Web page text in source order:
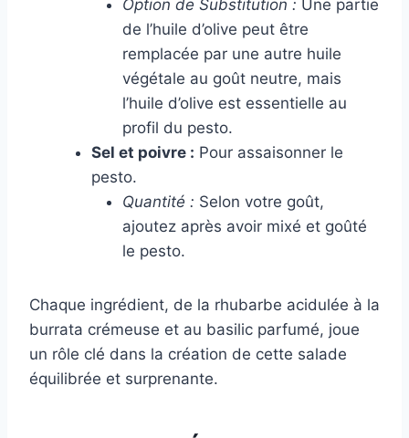
Option de Substitution : Une partie
de l’huile d’olive peut être
remplacée par une autre huile
végétale au goût neutre, mais
l’huile d’olive est essentielle au
profil du pesto.
Sel et poivre : Pour assaisonner le
pesto.
Quantité : Selon votre goût,
ajoutez après avoir mixé et goûté
le pesto.
Chaque ingrédient, de la rhubarbe acidulée à la
burrata crémeuse et au basilic parfumé, joue
un rôle clé dans la création de cette salade
équilibrée et surprenante.